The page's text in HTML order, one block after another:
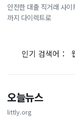
안전한 대출 직거래 사
까지 다이렉트로
인기 검색어：
오늘뉴스
littly.org